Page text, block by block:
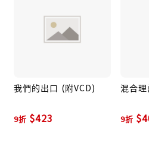
的「No More Sorrow」，全
「Bleed It Out」..等。專輯一
不僅迅速拿下全球逾32國專輯
台灣唱片市場的銷售奇蹟，創
天破白金唱片、5個月破雙白
我們的出口 (附VCD)
9折 $423
混合
9折